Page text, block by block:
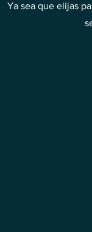
Ya sea que elijas